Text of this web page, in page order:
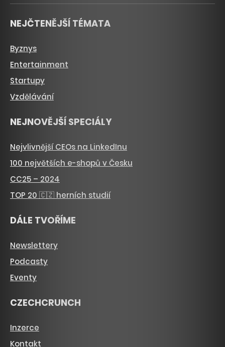
NEJČTENĚJŠÍ TÉMATA
Byznys
Entertainment
Startupy
Vzdělávání
NEJNOVĚJŠÍ SPECIÁLY
Nejvlivnější CEOs na LinkedInu
100 největších e-shopů v Česku
CC25 – 2024
TOP 20 🇨🇿 herních studií
DÁLE TVOŘÍME
Newslettery
Podcasty
Eventy
CZECHCRUNCH
Inzerce
Kontakt